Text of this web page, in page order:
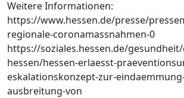
Weitere Informationen:
https://www.hessen.de/presse/
regionale-coronamassnahmen-0
https://soziales.hessen.de/
hessen/hessen-erlaesst-
eskalationskonzept-zur-
ausbreitung-von